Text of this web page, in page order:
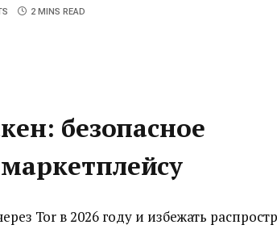
2 MINS READ
безопасное
Tor в 2026 году и избежать